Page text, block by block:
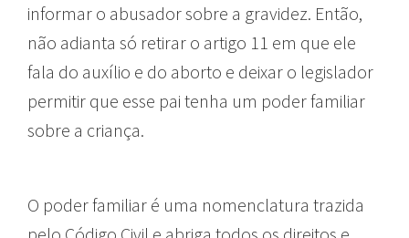
informar o abusador sobre a gravidez. Então,
não adianta só retirar o artigo 11 em que ele
fala do auxílio e do aborto e deixar o legislador
permitir que esse pai tenha um poder familiar
sobre a criança.
O poder familiar é uma nomenclatura trazida